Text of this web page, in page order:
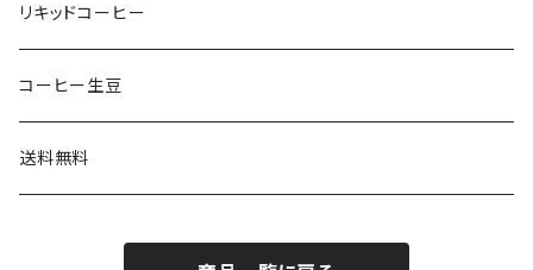
スペシャルティコーヒー
オリジナルブレンド
珈琲処ぼんセレクト
400gまとめてセット
coffee1056bon GIFT BOX
Tシャツ
スマホケース
リキッドコーヒー
コーヒー生豆
送料無料